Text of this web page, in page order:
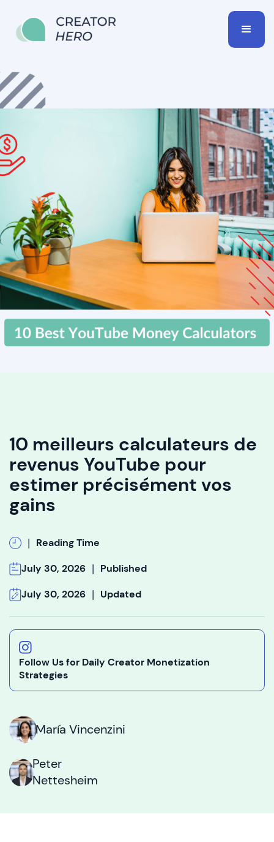
10 meilleurs calculateurs de
revenus YouTube pour
estimer précisément vos
gains
| Reading Time
July 30, 2026 | Published
July 30, 2026 | Updated
Follow Us for Daily Creator Monetization
Strategies
María Vincenzini
Peter
Nettesheim